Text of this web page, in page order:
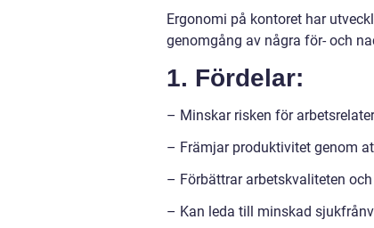
Ergonomi på kontoret har
genomgång av några för- och
1. Fördelar:
– Minskar risken för
– Främjar produktivitet genom
– Förbättrar arbetskvaliteten
– Kan leda till minskad